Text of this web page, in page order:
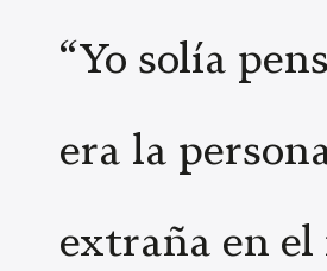
“Yo solía
era la
extraña en el